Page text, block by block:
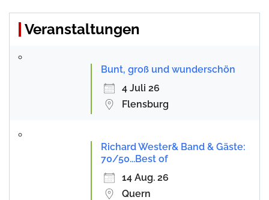
Veranstaltungen
Bunt, groß und wunderschön
4 Juli 26
Flensburg
Richard Wester& Band & Gäste:
70/50...Best of
14 Aug. 26
Quern